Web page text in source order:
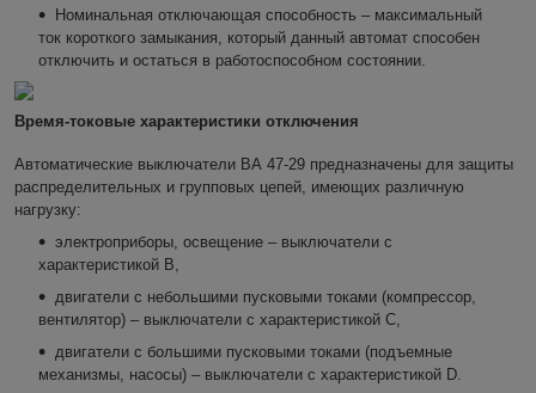
Номинальная отключающая способность – максимальный
ток короткого замыкания, который данный автомат способен
отключить и остаться в работоспособном состоянии.
Время-токовые характеристики отключения
Автоматические выключатели ВА 47-29 предназначены для защиты
распределительных и групповых цепей, имеющих различную
нагрузку:
электроприборы, освещение – выключатели с
характеристикой В,
двигатели с небольшими пусковыми токами (компрессор,
вентилятор) – выключатели с характеристикой C,
двигатели с большими пусковыми токами (подъемные
механизмы, насосы) – выключатели с характеристикой D.